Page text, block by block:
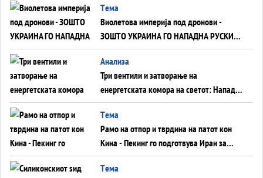
Tема
Виолетова империја под дронови -
ЗОШТО УКРАИНА ГО НАПАДНА РУСКИОТ
WILDBERRIES
Aнализа
Три вентили и затворање на
енергетската комора на светот: Нападот
во Суец најавува глобален енергетски
инфаркт?
Tема
Рамо на отпор и тврдина на патот кон
Кина - Пекинг го подготвува Иран за
американска копнена инвазија
Tема